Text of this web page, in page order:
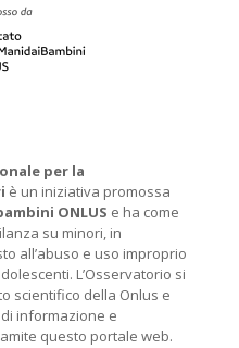
per la
è un iniziativa promossa
ONLUS e ha come
su minori, in
all’abuso e uso improprio
L’Osservatorio si
scientifico della Onlus e
informazione e
questo portale web.